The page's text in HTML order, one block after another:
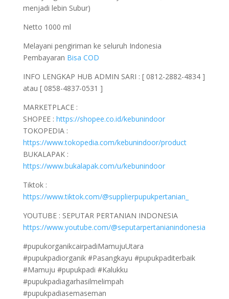
menjadi lebin Subur)
Netto 1000 ml
Melayani pengiriman ke seluruh Indonesia
Pembayaran Bisa COD
INFO LENGKAP HUB ADMIN SARI : [ 0812-2882-4834 ]
atau [ 0858-4837-0531 ]
MARKETPLACE :
SHOPEE : https://shopee.co.id/kebunindoor
TOKOPEDIA :
https://www.tokopedia.com/kebunindoor/product
BUKALAPAK :
https://www.bukalapak.com/u/kebunindoor
Tiktok :
https://www.tiktok.com/@supplierpupukpertanian_
YOUTUBE : SEPUTAR PERTANIAN INDONESIA
https://www.youtube.com/@seputarpertanianindonesia
#pupukorganikcairpadiMamujuUtara
#pupukpadiorganik #Pasangkayu #pupukpaditerbaik
#Mamuju #pupukpadi #Kalukku
#pupukpadiagarhasilmelimpah
#pupukpadiasemaseman